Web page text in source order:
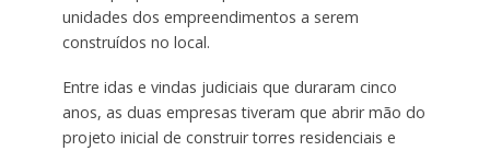
unidades dos empreendimentos a serem
construídos no local.
Entre idas e vindas judiciais que duraram cinco
anos, as duas empresas tiveram que abrir mão do
projeto inicial de construir torres residenciais e